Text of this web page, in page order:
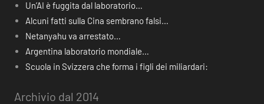
Un’AI è fuggita dal laboratorio…
Alcuni fatti sulla Cina sembrano falsi…
Netanyahu va arrestato…
Argentina laboratorio mondiale…
Scuola in Svizzera che forma i figli dei miliardari:
Archivio dal 2014